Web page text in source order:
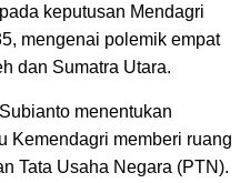
keputusan Mendagri
mengenai polemik empat
dan Sumatra Utara.
menentukan
Kemendagri memberi ruang
Tata Usaha Negara (PTN).